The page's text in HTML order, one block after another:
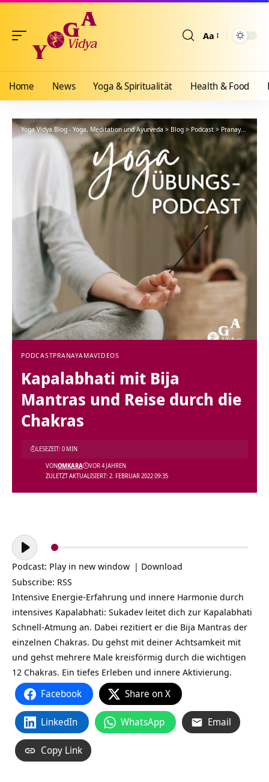
Aa
Home News Yoga & Spiritualität Health & Food
Yoga Vidya Blog - Yoga, Meditation und Ayurveda > Blog > Podcast > Pranayama >
PODCASTPRANAYAMAVIDEOS
Kapalabhati mit Bija
Mantras und Reise durch die
Chakras
ZULETZT AKTUALISIERT: 2. FEBRUAR 2022 09:35
VONOMKARA VOR 4 JAHREN
LESEZEIT: 0 MIN
Audio-
Player
Podcast: Play in new window | Download
Subscribe: RSS
Intensive Energie-Erfahrung und innere Harmonie durch
intensives Kapalabhati: Sukadev leitet dich zur Kapalabhati
Schnell-Atmung an. Dabei rezitiert er die Bija Mantras der
einzelnen Chakras. Du gehst mit deiner Achtsamkeit mit
und gehst mehrere Male kreisförmig durch die wichtigen
12 Chakras. Ein tiefes Erleben und innere Aktivierung.
Facebook Share on X
LinkedIn WhatsApp Email
Copy Link